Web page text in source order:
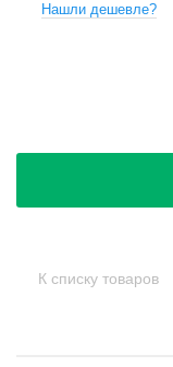
Нашли дешевле?
К списку товаров